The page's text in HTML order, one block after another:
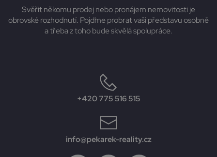
Svěřit někomu prodej nebo pronájem nemovitosti je
obrovské rozhodnutí. Pojďme probrat vaši představu osobně
a třeba z toho bude skvělá spolupráce.
+420 775 516 515
info@pekarek-reality.cz